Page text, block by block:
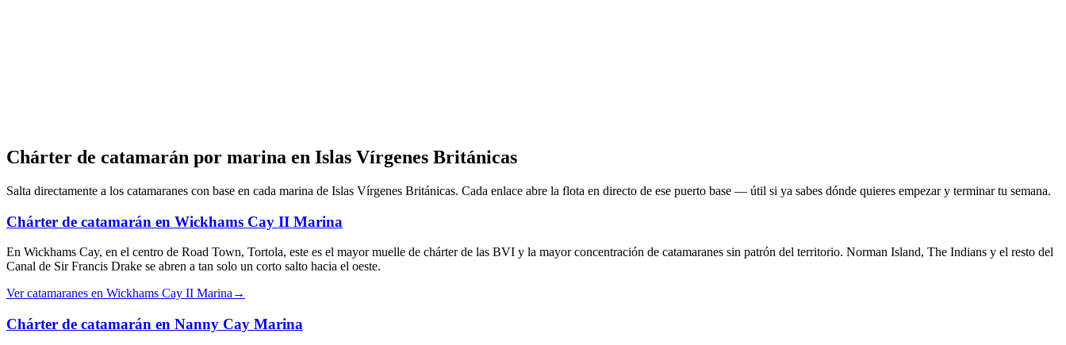
Chárter de catamarán por marina en Islas Vírgenes Británicas
Salta directamente a los catamaranes con base en cada marina de Islas Vírgenes Británicas. Cada enlace abre la flota en directo de ese puerto base — útil si ya sabes dónde quieres empezar y terminar tu semana.
Chárter de catamarán en Wickhams Cay II Marina
En Wickhams Cay, en el centro de Road Town, Tortola, este es el mayor muelle de chárter de las BVI y la mayor concentración de catamaranes sin patrón del territorio. Norman Island, The Indians y el resto del
Canal de Sir Francis Drake se abren a tan solo un corto salto hacia el oeste.
Ver catamaranes en Wickhams Cay II Marina→
Chárter de catamarán en Nanny Cay Marina